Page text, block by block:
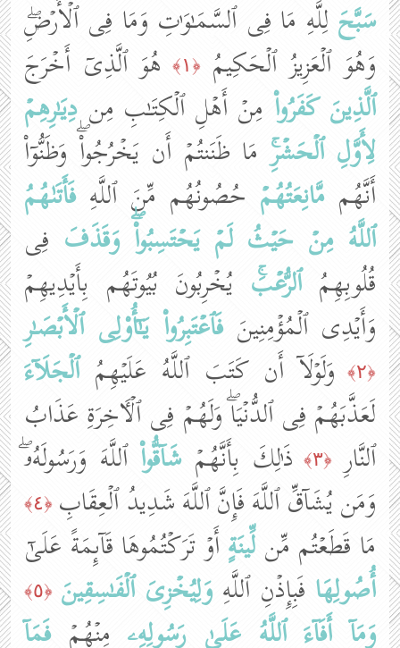
سَبَّحَ لِلَّهِ مَا فِی ٱلسَّمَـٰوَ ٰ⁠تِ وَمَا فِی ٱلۡأَرۡضِۖ
وَهُوَ ٱلۡعَزِیزُ ٱلۡحَكِیمُ ﴿١﴾
هُوَ ٱلَّذِیۤ أَخۡرَجَ
ٱلَّذِینَ كَفَرُوا۟ مِنۡ أَهۡلِ ٱلۡكِتَـٰبِ مِندِیَـٰرِهِمۡ
لِأَوَّلِ ٱلۡحَشۡرِۚمَا ظَنَنتُمۡ أَن یَخۡرُجُوا۟ۖ وَظَنُّوۤا۟
أَنَّهُم مَّانِعَتُهُمۡ حُصُونُهُم مِّنَ ٱللَّهِفَأَتَىٰهُمُ
ٱللَّهُ مِنۡ حَیۡثُ لَمۡ یَحۡتَسِبُوا۟ۖ وَقَذَفَ فِی
قُلُوبِهِمُٱلرُّعۡبَۚ یُخۡرِبُونَ بُیُوتَهُم بِأَیۡدِیهِمۡ
وَأَیۡدِی ٱلۡمُؤۡمِنِینَفَٱعۡتَبِرُوا۟ یَـٰۤأُو۟لِی ٱلۡأَبۡصَـٰرِ
﴿٢﴾ وَلَوۡلَاۤ أَن كَتَبَ ٱللَّهُ عَلَیۡهِمُٱلۡجَلَاۤءَ
لَعَذَّبَهُمۡ فِی ٱلدُّنۡیَاۖ وَلَهُمۡ فِی ٱلۡـَٔاخِرَةِ عَذَابُ
ٱلنَّارِ ﴿٣﴾ ذَ ٰ⁠لِكَ بِأَنَّهُمۡشَاۤقُّوا۟ٱللَّهَ وَرَسُولَهُۥۖ
وَمَن یُشَاۤقِّ ٱللَّهَ فَإِنَّ ٱللَّهَ شَدِیدُ ٱلۡعِقَابِ ﴿٤﴾
مَا قَطَعۡتُم مِّن لِّینَةٍ أَوۡ تَرَكۡتُمُوهَا قَاۤىِٕمَةً عَلَىٰۤ
أُصُولِهَا فَبِإِذۡنِ ٱللَّهِوَلِیُخۡزِیَ ٱلۡفَـٰسِقِینَ ﴿٥﴾
وَمَاۤ أَفَاۤءَ ٱللَّهُ عَلَىٰ رَسُولِهِۦمِنۡهُمۡفَمَاۤ